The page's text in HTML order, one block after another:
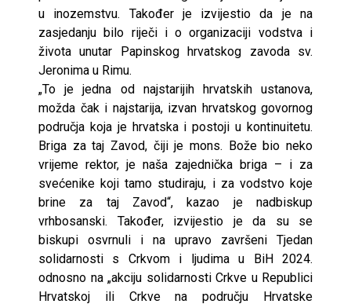
u inozemstvu. Također je izvijestio da je na
zasjedanju bilo riječi i o organizaciji vodstva i
života unutar Papinskog hrvatskog zavoda sv.
Jeronima u Rimu.
„To je jedna od najstarijih hrvatskih ustanova,
možda čak i najstarija, izvan hrvatskog govornog
područja koja je hrvatska i postoji u kontinuitetu.
Briga za taj Zavod, čiji je mons. Bože bio neko
vrijeme rektor, je naša zajednička briga – i za
svećenike koji tamo studiraju, i za vodstvo koje
brine za taj Zavod“, kazao je nadbiskup
vrhbosanski. Također, izvijestio je da su se
biskupi osvrnuli i na upravo završeni Tjedan
solidarnosti s Crkvom i ljudima u BiH 2024.
odnosno na „akciju solidarnosti Crkve u Republici
Hrvatskoj ili Crkve na području Hrvatske